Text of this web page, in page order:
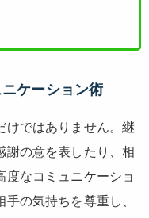
ケーション術
けではありません。継
謝の意を表したり、相
度なコミュニケーショ
の気持ちを尊重し、